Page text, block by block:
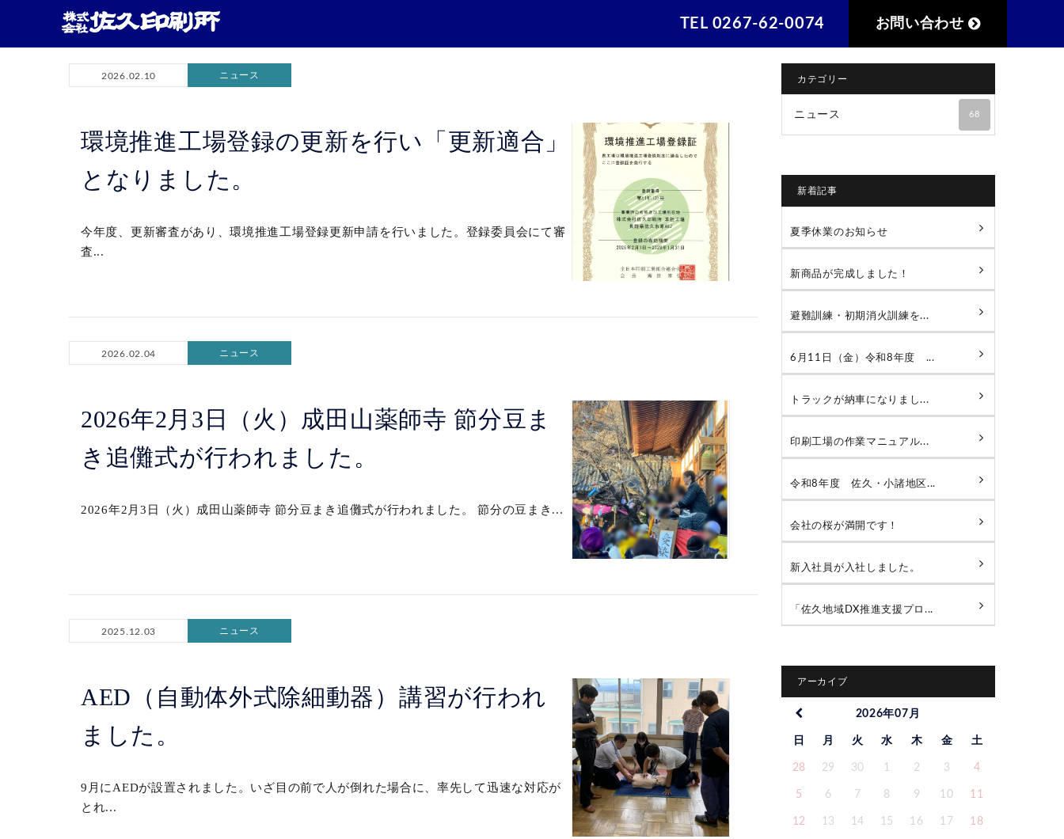
TEL 0267-62-0074 お問い合わせ
2026.02.10 ニュース
環境推進工場登録の更新を行い「更新適合」
となりました。
今年度、更新審査があり、環境推進工場登録更新申請を行いました。登録委員会にて審
査...
2026.02.04 ニュース
2026年2月3日（火）成田山薬師寺 節分豆ま
き追儺式が行われました。
2026年2月3日（火）成田山薬師寺 節分豆まき追儺式が行われました。 節分の豆まき...
2025.12.03 ニュース
AED（自動体外式除細動器）講習が行われ
ました。
9月にAEDが設置されました。いざ目の前で人が倒れた場合に、率先して迅速な対応が
とれ...
カテゴリー
ニュース 68
新着記事
夏季休業のお知らせ
新商品が完成しました！
避難訓練・初期消火訓練を...
6月11日（金）令和8年度 ...
トラックが納車になりまし...
印刷工場の作業マニュアル...
令和8年度 佐久・小諸地区...
会社の桜が満開です！
新入社員が入社しました。
「佐久地域DX推進支援プロ...
アーカイブ
2026年07月
日 月 火 水 木 金 土
28 29 30 1 2 3 4
5 6 7 8 9 10 11
12 13 14 15 16 17 18